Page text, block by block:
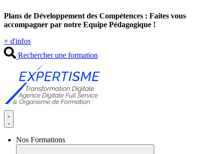
au
contenu
Plans de Développement des Compétences : Faites vous
accompagner par notre Equipe Pédagogique !
+ d'infos
Rechercher une formation
Nos Formations